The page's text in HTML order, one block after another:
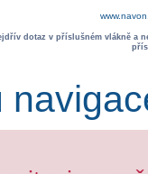
dotaz v příslušném vlákně a